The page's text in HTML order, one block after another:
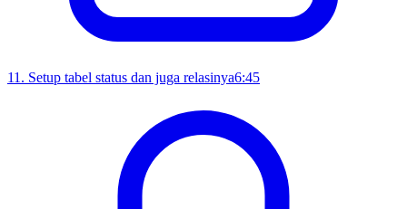
11 . Setup tabel status dan juga relasinya6:45